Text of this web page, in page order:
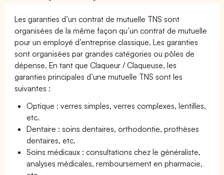
Les garanties d’un contrat de mutuelle TNS sont
organisées de la même façon qu’un contrat de mutuelle
pour un employé d’entreprise classique. Les garanties
sont organisées par grandes catégories ou pôles de
dépense. En tant que Claqueur / Claqueuse, les
garanties principales d’une mutuelle TNS sont les
suivantes :
Optique : verres simples, verres complexes, lentilles,
etc.
Dentaire : soins dentaires, orthodontie, prothèses
dentaires, etc.
Soins médicaux : consultations chez le généraliste,
analyses médicales, remboursement en pharmacie,